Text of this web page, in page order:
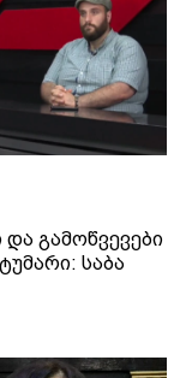
გამოწვევები
საბა